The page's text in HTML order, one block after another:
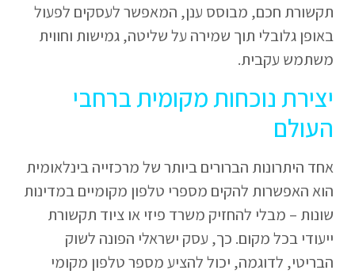
תקשורת חכם, מבוסס ענן, המאפשר לעסקים לפעול
באופן גלובלי תוך שמירה על שליטה, גמישות וחווית
משתמש עקבית.
יצירת נוכחות מקומית ברחבי
העולם
אחד היתרונות הברורים ביותר של מרכזייה בינלאומית
הוא האפשרות להקים מספרי טלפון מקומיים במדינות
שונות – מבלי להחזיק משרד פיזי או ציוד תקשורת
ייעודי בכל מקום. כך, עסק ישראלי הפונה לשוק
הבריטי, לדוגמה, יכול להציע מספר טלפון מקומי